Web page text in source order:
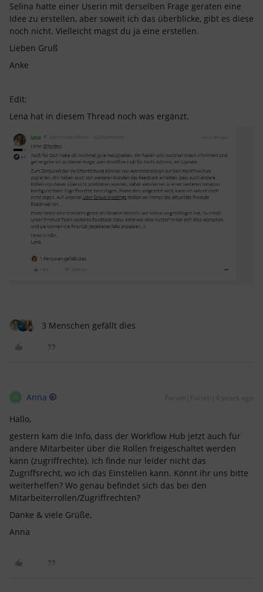
Selina hatte einer Userin mit derselben Frage geraten eine
Idee zu erstellen, aber soweit ich das überblicke, gibt es diese
noch nicht. Vielleicht magst du ja eine erstellen.
Lieben Gruß
Anke
Edit:
Lena hat in diesem Thread noch was ergänzt.
3 Menschen gefällt dies
A Anna Forum|Forum|4 years ago
Hallo,
gestern kam die Info, dass der Workflow Hub jetzt auch für
andere Mitarbeiter über die Rollen freigeschaltet werden
kann (zugriffrechte). Ich finde nur leider nicht das
Zugriffsrecht, wo ich das Einstellen kann. Könnt ihr uns bitte
weiterhelfen? Wo genau befindet sich das bei den
Mitarbeiterrollen/Zugriffrechten?
Danke & viele Grüße,
Anna